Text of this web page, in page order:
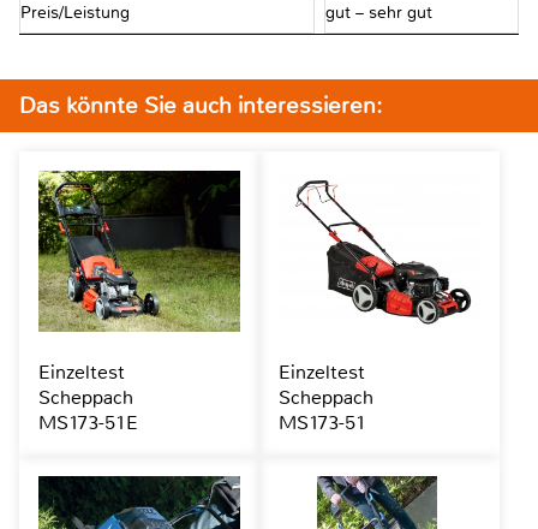
Preis/Leistung gut – sehr gut
Das könnte Sie auch interessieren:
Einzeltest
Scheppach
MS173-51E
Einzeltest
Scheppach
MS173-51